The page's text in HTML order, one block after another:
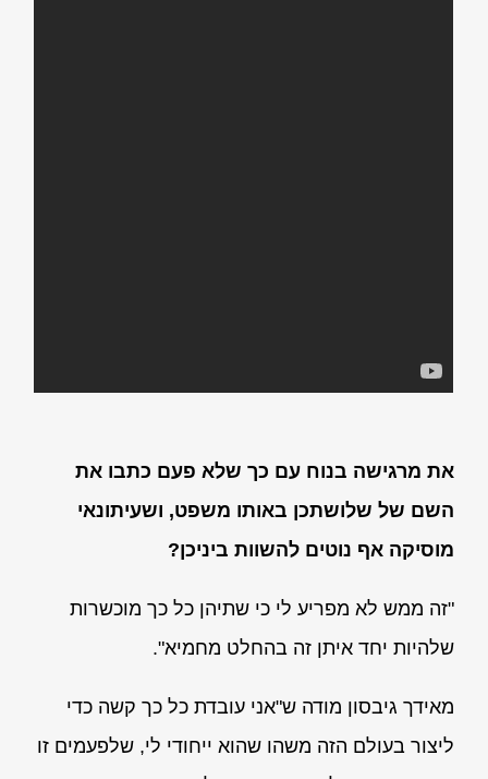
את מרגישה בנוח עם כך שלא פעם כתבו את
השם של שלושתכן באותו משפט, ושעיתונאי
מוסיקה אף נוטים להשוות ביניכן?
"זה ממש לא מפריע לי כי שתיהן כל כך מוכשרות
שלהיות יחד איתן זה בהחלט מחמיא".
מאידך גיבסון מודה ש"אני עובדת כל כך קשה כדי
ליצור בעולם הזה משהו שהוא ייחודי לי, שלפעמים זו